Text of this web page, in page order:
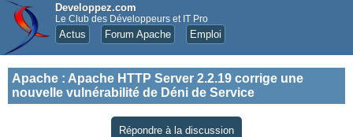
Developpez.com
Le Club des Développeurs et IT Pro
Actus Forum Apache Emploi
Apache : Apache HTTP Server 2.2.19 corrige une
nouvelle vulnérabilité de Déni de Service
Répondre à la discussion